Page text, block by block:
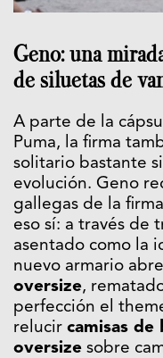
Geno: una
de siluetas de
A parte de la
Puma, la firma
solitario bastante
evolución. Geno
gallegas de la
eso sí: a través de
asentado como la
nuevo armario
oversize,
perfección el
relucir camisas
oversize sobre